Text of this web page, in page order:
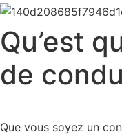
Qu’est
de
Que vous soyez un